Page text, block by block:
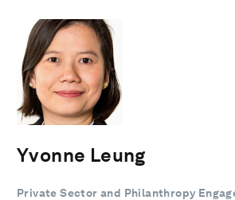
Yvonne Leung
Private Sector and Philanthropy